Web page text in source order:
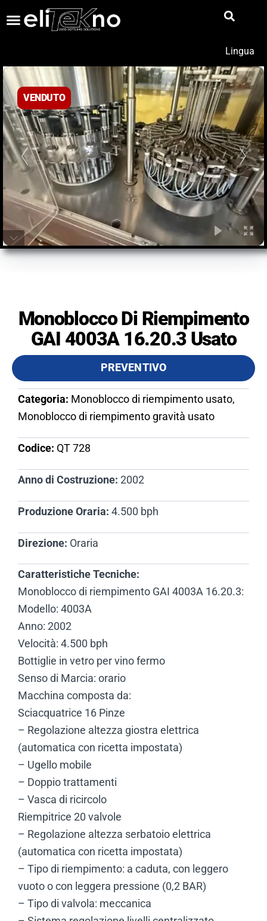
Lingua
VENDUTO
Monoblocco Di Riempimento
GAI 4003A 16.20.3 Usato
PREVENTIVO
Categoria: Monoblocco di riempimento usato,
Monoblocco di riempimento gravità usato
Codice: QT 728​
Anno di Costruzione: 2002
Produzione Oraria: 4.500 bph
Direzione: Oraria
Caratteristiche Tecniche:
Monoblocco di riempimento GAI 4003A 16.20.3:
Modello: 4003A
Anno: 2002
Velocità: 4.500 bph
Bottiglie in vetro per vino fermo
Senso di Marcia: orario
Macchina composta da:
Sciacquatrice 16 Pinze
– Regolazione altezza giostra elettrica
(automatica con ricetta impostata)
– Ugello mobile
– Doppio trattamenti
– Vasca di ricircolo
Riempitrice 20 valvole
– Regolazione altezza serbatoio elettrica
(automatica con ricetta impostata)
– Tipo di riempimento: a caduta, con leggero
vuoto o con leggera pressione (0,2 BAR)
– Tipo di valvola: meccanica